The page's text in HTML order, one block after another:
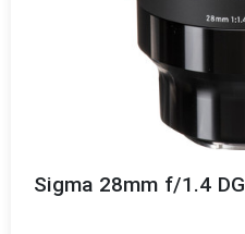
لنز سیگما مانت سونی Sigma 28mm f/1.4 DG